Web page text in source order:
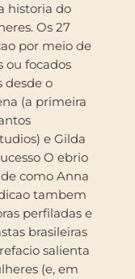
historia do
Os 27
por meio de
ou focados
desde o
(a primeira
e Gilda
O ebrio
como Anna
tambem
perfiladas e
salienta
(e, em